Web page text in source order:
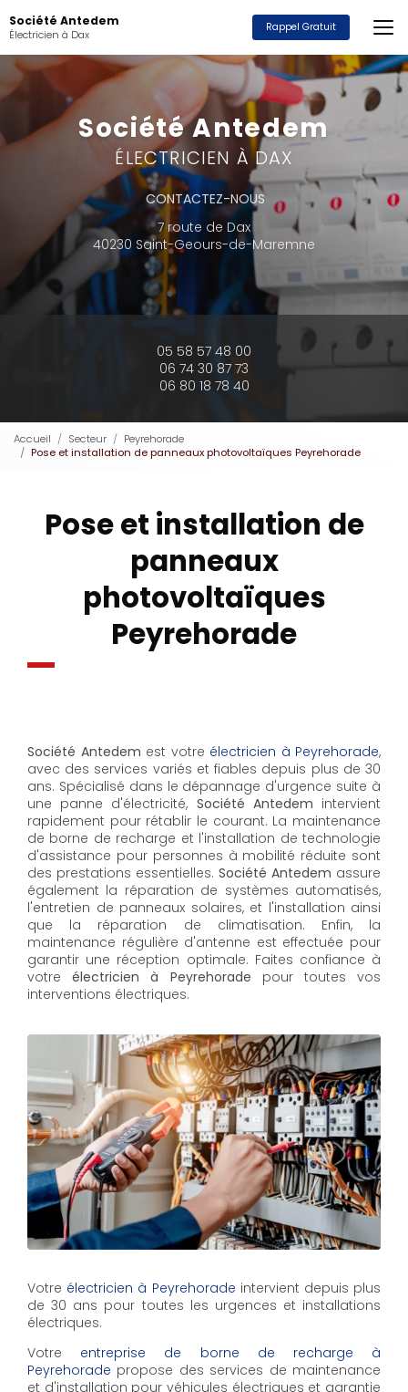
au
contenu
principal
Société Antedem
Électricien à Dax Rappel Gratuit
Société Antedem
ÉLECTRICIEN À DAX
CONTACTEZ-NOUS
7 route de Dax
40230 Saint-Geours-de-Maremne
05 58 57 48 00
06 74 30 87 73
06 80 18 78 40
Accueil Secteur
Peyrehorade
Pose et installation de panneaux photovoltaïques Peyrehorade
Pose et installation de
panneaux
photovoltaïques
Peyrehorade
Société Antedem est votre électricien à Peyrehorade,
avec des services variés et fiables depuis plus de 30
ans. Spécialisé dans le dépannage d'urgence suite à
une panne d'électricité, Société Antedem intervient
rapidement pour rétablir le courant. La maintenance
de borne de recharge et l'installation de technologie
d'assistance pour personnes à mobilité réduite sont
des prestations essentielles. Société Antedem assure
également la réparation de systèmes automatisés,
l'entretien de panneaux solaires, et l'installation ainsi
que la réparation de climatisation. Enfin, la
maintenance régulière d'antenne est effectuée pour
garantir une réception optimale. Faites confiance à
votreélectricien à Peyrehorade pour toutes vos
interventions électriques.
Votre électricien à Peyrehorade intervient depuis plus
de 30 ans pour toutes les urgences et installations
électriques.
Votre entreprise de borne de recharge à
Peyrehorade propose des services de maintenance
et d'installation pour véhicules électriques et garantie